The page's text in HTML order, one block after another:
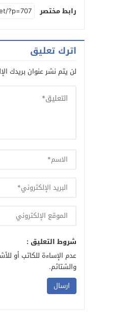
رابط مختصر
اترك تعليق
لن يتم نشر عنوان بريدك
شروط التعليق :
عدم الإساءة للكاتب أو
والشتائم.